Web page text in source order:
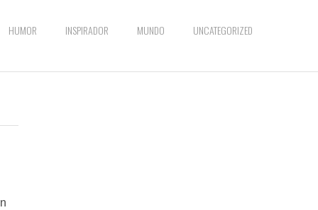
HUMOR INSPIRADOR MUNDO UNCATEGORIZED